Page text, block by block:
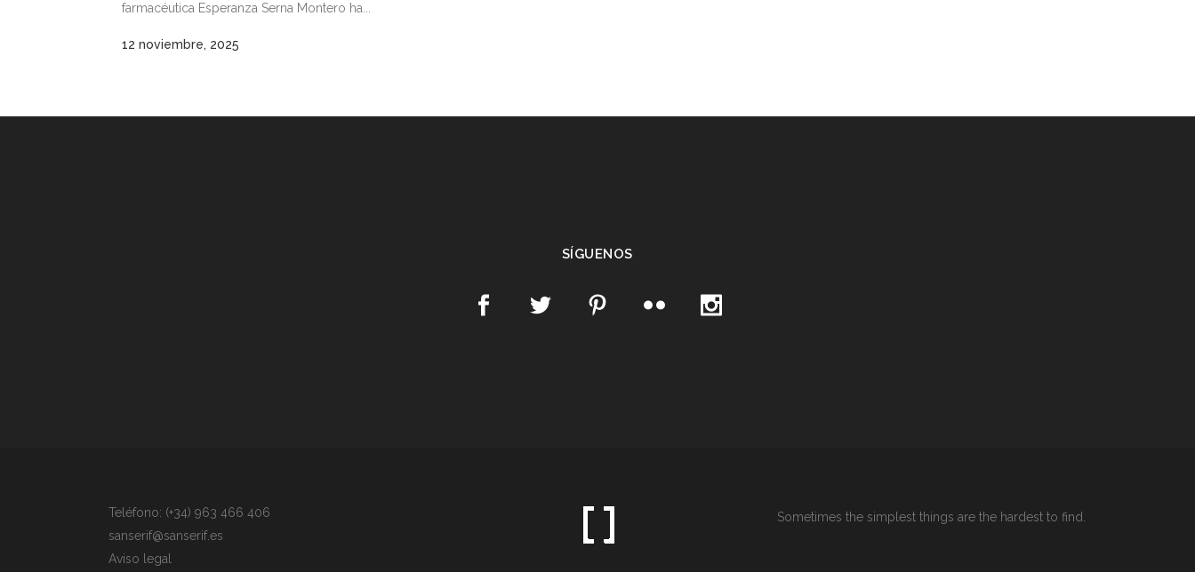
farmacéutica Esperanza Serna Montero ha...
12 noviembre, 2025
SÍGUENOS
Teléfono: (+34) 963 466 406
sanserif@sanserif.es
Aviso legal
Sometimes the simplest things are the hardest to find.